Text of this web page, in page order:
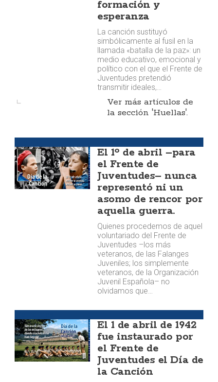
formación y
esperanza
La canción sustituyó
simbólicamente al fusil en la
llamada «batalla de la paz»: un
medio educativo, emocional y
político con el que el Frente de
Juventudes pretendió
transmitir ideales,…
Ver más artículos de
la sección 'Huellas'.
El 1º de abril –para
el Frente de
Juventudes– nunca
representó ni un
asomo de rencor por
aquella guerra.
Quienes procedemos de aquel
voluntariado del Frente de
Juventudes –los más
veteranos, de las Falanges
Juveniles; los simplemente
veteranos, de la Organización
Juvenil Española– no
olvidamos que…
El 1 de abril de 1942
fue instaurado por
el Frente de
Juventudes el Día de
la Canción